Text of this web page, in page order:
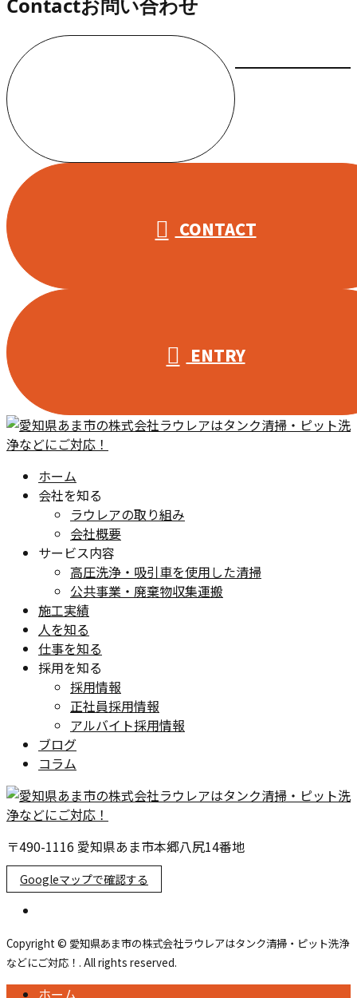
000-000-0000
CONTACT
ENTRY
ホーム
会社を知る
ラウレアの取り組み
会社概要
サービス内容
高圧洗浄・吸引車を使用した清掃
公共事業・廃棄物収集運搬
施工実績
人を知る
仕事を知る
採用を知る
採用情報
正社員採用情報
アルバイト採用情報
ブログ
コラム
〒490-1116 愛知県あま市本郷八尻14番地
Googleマップで確認する
Copyright © 愛知県あま市の株式会社ラウレアはタンク清掃・ピット洗浄
などにご対応！. All rights reserved.
ホーム